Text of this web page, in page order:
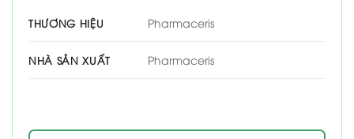
THƯƠNG HIỆU Pharmaceris
NHÀ SẢN XUẤT Pharmaceris